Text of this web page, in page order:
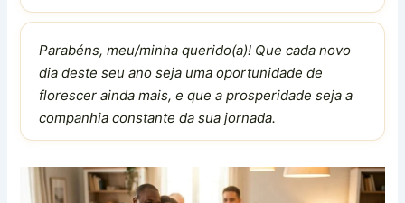
Parabéns, meu/minha querido(a)! Que cada novo
dia deste seu ano seja uma oportunidade de
florescer ainda mais, e que a prosperidade seja a
companhia constante da sua jornada.